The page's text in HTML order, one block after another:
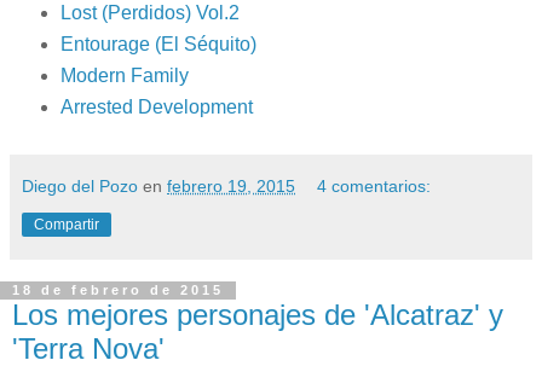
Lost (Perdidos) Vol.2
Entourage (El Séquito)
Modern Family
Arrested Development
Diego del Pozo en febrero 19, 2015 4 comentarios:
Compartir
18 de febrero de 2015
Los mejores personajes de 'Alcatraz' y
'Terra Nova'